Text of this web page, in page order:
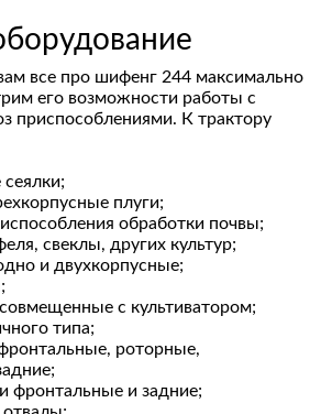
все про шифенг 244 максимально
его возможности работы с
приспособлениями. К трактору
сеялки;
плуги;
обработки почвы;
свеклы, других культур;
и двухкорпусные;
с культиватором;
типа;
роторные,
фронтальные и задние;